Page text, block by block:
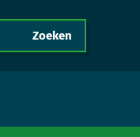
Zoeken